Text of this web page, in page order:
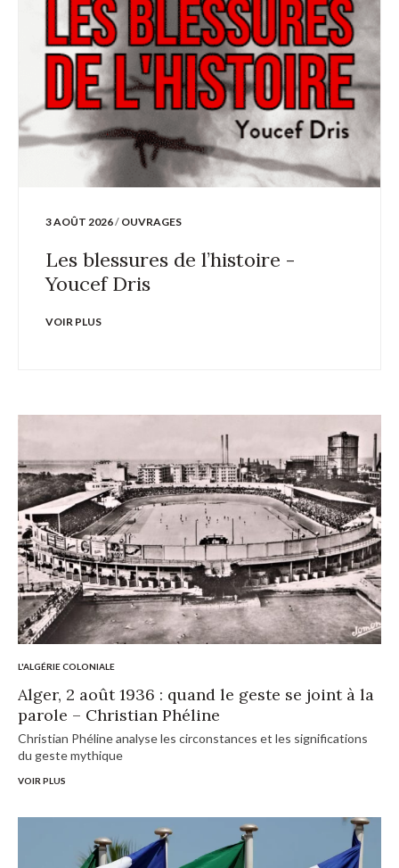
3 AOÛT 2026/ OUVRAGES
Les blessures de l’histoire -
Youcef Dris
VOIR PLUS
L'ALGÉRIE COLONIALE
Alger, 2 août 1936 : quand le geste se joint à la
parole – Christian Phéline
Christian Phéline analyse les circonstances et les significations
du geste mythique
VOIR PLUS